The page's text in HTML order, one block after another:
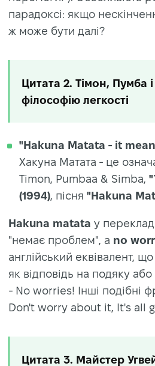
парадоксі: якщо
ж може бути далі?
Цитата 2. Тімон, Пумба
філософію легкості
"Hakuna Matata - it
Хакуна Матата - це
Timon, Pumbaa & Simba,
(1994), пісня "Hakuna
Hakuna matata у
"немає проблем", а no
англійський еквівалент,
як відповідь на подяку
- No worries! Інші подібні
Don't worry about it, It's all
Цитата 3. Майстер